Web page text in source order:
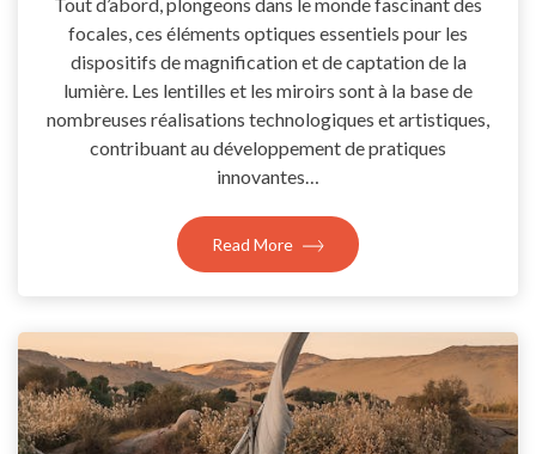
focales, ces éléments optiques essentiels pour les
dispositifs de magnification et de captation de la
lumière. Les lentilles et les miroirs sont à la base de
nombreuses réalisations technologiques et artistiques,
contribuant au développement de pratiques
innovantes…
Read More